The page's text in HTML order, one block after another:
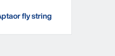
fly string